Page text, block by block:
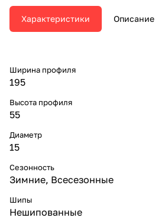
Характеристики Описание
Ширина профиля
195
Высота профиля
55
Диаметр
15
Сезонность
Зимние, Всесезонные
Шипы
Нешипованные